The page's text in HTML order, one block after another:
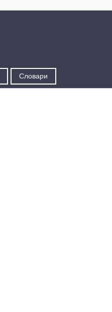
Словари